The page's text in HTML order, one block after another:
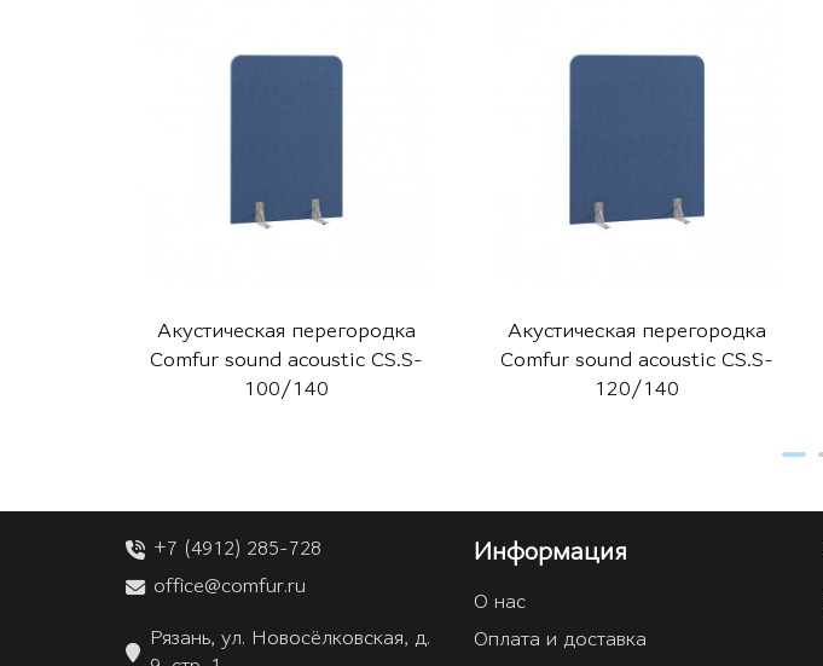
Акустическая перегородка
Comfur sound acoustic CS.S-
100/140
Акустическая перегородка
Comfur sound acoustic CS.S-
120/140
+7 (4912) 285-728
office@comfur.ru
Рязань, ул. Новосёлковская, д.
Информация
О нас
Оплата и доставка